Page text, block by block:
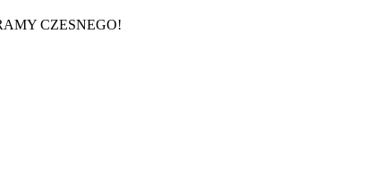
CZESNEGO!